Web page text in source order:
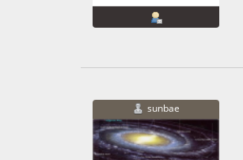
sunbae